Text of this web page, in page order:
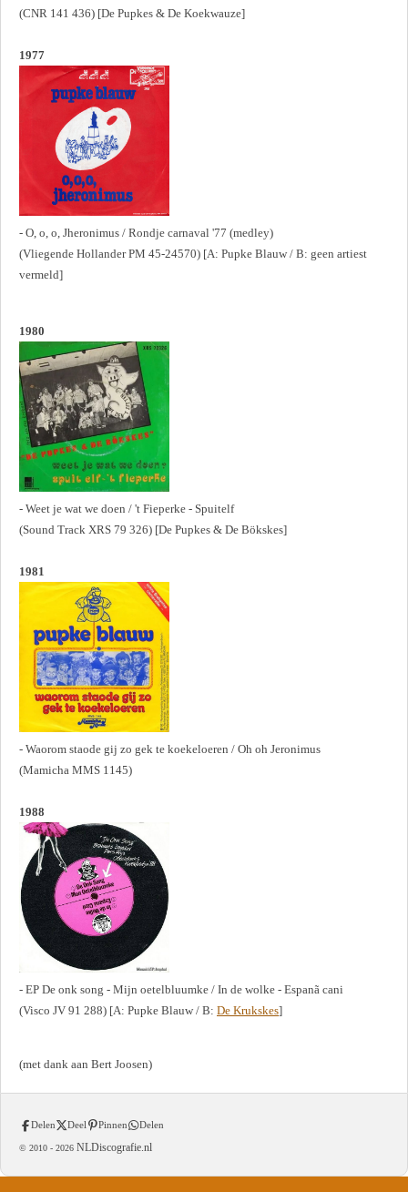
(CNR 141 436) [De Pupkes & De Koekwauze]
1977
- O, o, o, Jheronimus / Rondje carnaval '77 (medley)
(Vliegende Hollander PM 45-24570) [A: Pupke Blauw / B: geen artiest
vermeld]
1980
- Weet je wat we doen / 't Fieperke - Spuitelf
(Sound Track XRS 79 326) [De Pupkes & De Bökskes]
1981
- Waorom staode gij zo gek te koekeloeren / Oh oh Jeronimus
(Mamicha MMS 1145)
1988
- EP De onk song - Mijn oetelbluumke / In de wolke - Espanã cani
(Visco JV 91 288) [A: Pupke Blauw / B: De Krukskes]
(met dank aan Bert Joosen)
Delen Deel Pinnen Delen
© 2010 - 2026 NLDiscografie.nl